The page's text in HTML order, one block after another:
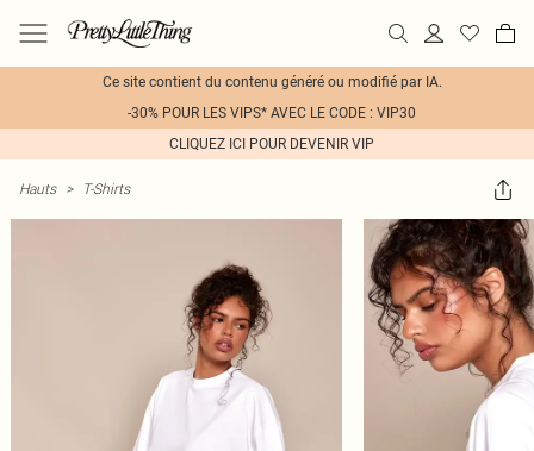
Ce site contient du contenu généré ou modifié par IA.
-30% POUR LES VIPS* AVEC LE CODE : VIP30
CLIQUEZ ICI POUR DEVENIR VIP
Hauts > T-Shirts